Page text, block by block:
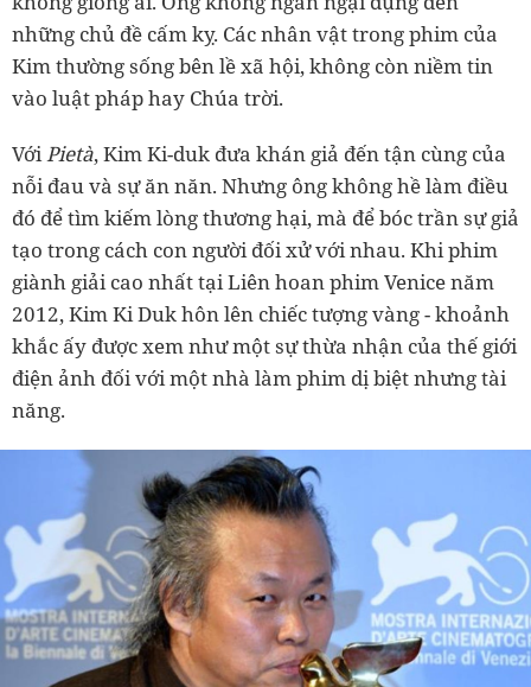
những chủ đề cấm kỵ. Các nhân vật trong phim của
Kim thường sống bên lề xã hội, không còn niềm tin
vào luật pháp hay Chúa trời.
VớiPietà, Kim Ki-duk đưa khán giả đến tận cùng của
nỗi đau và sự ăn năn. Nhưng ông không hề làm điều
đó để tìm kiếm lòng thương hại, mà để bóc trần sự giả
tạo trong cách con người đối xử với nhau. Khi phim
giành giải cao nhất tại Liên hoan phim Venice năm
2012, Kim Ki Duk hôn lên chiếc tượng vàng - khoảnh
khắc ấy được xem như một sự thừa nhận của thế giới
điện ảnh đối với một nhà làm phim dị biệt nhưng tài
năng.